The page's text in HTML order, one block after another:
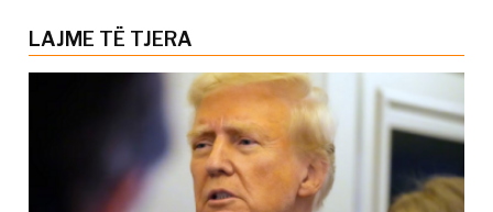
LAJME TË TJERA